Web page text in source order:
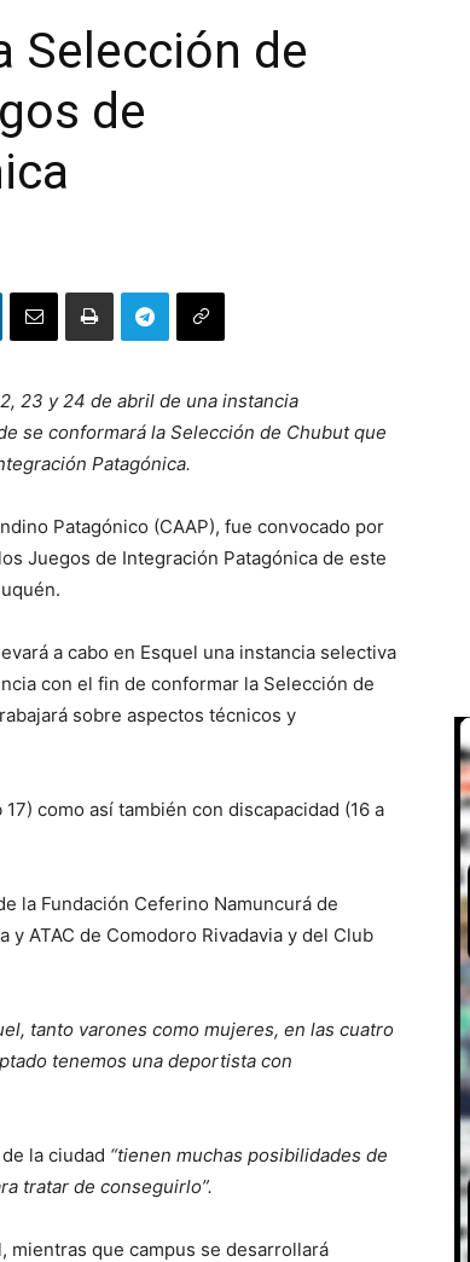
Selección de
de
23 y 24 de abril de una instancia
se conformará la Selección de Chubut que
Patagónica.
Patagónico (CAAP), fue convocado por
Juegos de Integración Patagónica de este
a cabo en Esquel una instancia selectiva
con el fin de conformar la Selección de
sobre aspectos técnicos y
como así también con discapacidad (16 a
la Fundación Ceferino Namuncurá de
ATAC de Comodoro Rivadavia y del Club
tanto varones como mujeres, en las cuatro
tenemos una deportista con
la ciudad “tienen muchas posibilidades de
tratar de conseguirlo”.
mientras que campus se desarrollará